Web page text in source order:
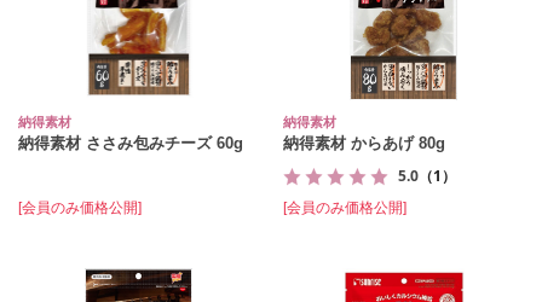
納得素材
納得素材 ささみ包みチーズ 60g
[会員のみ価格公開]
納得素材
納得素材 からあげ 80g
5.0 （1）
[会員のみ価格公開]